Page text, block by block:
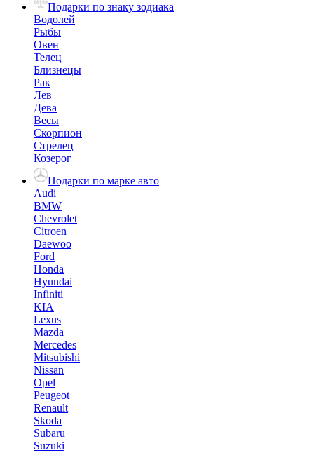
Подарки по знаку зодиака
Водолей
Рыбы
Овен
Телец
Близнецы
Рак
Лев
Дева
Весы
Скорпион
Стрелец
Козерог
Подарки по марке авто
Audi
BMW
Chevrolet
Citroen
Daewoo
Ford
Honda
Hyundai
Infiniti
KIA
Lexus
Mazda
Mercedes
Mitsubishi
Nissan
Opel
Peugeot
Renault
Skoda
Subaru
Suzuki